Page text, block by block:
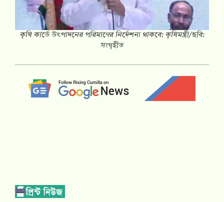
কৃষি কার্ডে উৎপাদনের পরিমাণের নির্দেশনা থাকবে: কৃষিমন্ত্রী/ছবি:
সংগৃহীত